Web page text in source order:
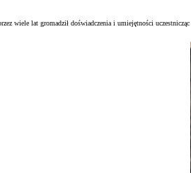
wiele lat gromadził doświadczenia i umiejętności